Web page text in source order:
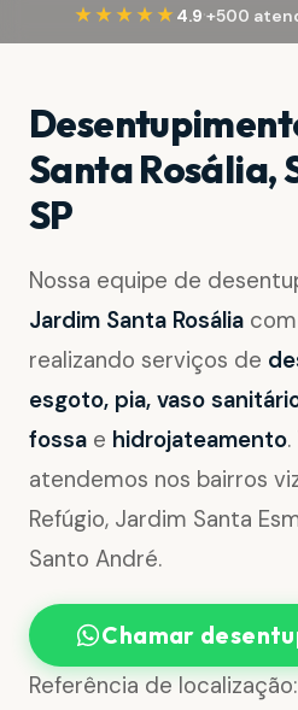
★★★★★ 4.9·+500
Santa Rosália,
SP
Nossa equipe de
Jardim Santa Rosália
realizando serviços de
esgoto, pia, vaso
fossa e hidrojateamento
atendemos nos bairros
Refúgio, Jardim Santa
Santo André.
Chamar
Referência de